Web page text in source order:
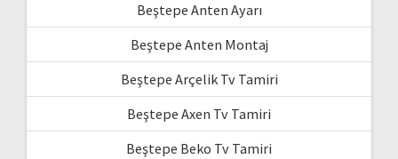
Beştepe Anten Ayarı
Beştepe Anten Montaj
Beştepe Arçelik Tv Tamiri
Beştepe Axen Tv Tamiri
Beştepe Beko Tv Tamiri